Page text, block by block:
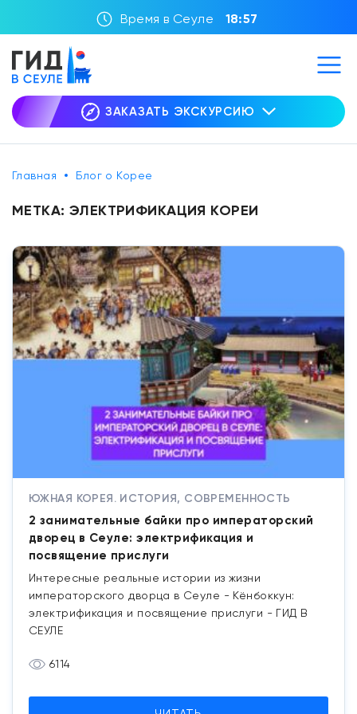
Время в Сеуле 18:57
ЗАКАЗАТЬ ЭКСКУРСИЮ
Главная Блог о Корее
МЕТКА: ЭЛЕКТРИФИКАЦИЯ КОРЕИ
ЮЖНАЯ КОРЕЯ. ИСТОРИЯ, СОВРЕМЕННОСТЬ
2 занимательные байки про императорский
дворец в Сеуле: электрификация и
посвящение прислуги
Интересные реальные истории из жизни
императорского дворца в Сеуле - Кёнбоккун:
электрификация и посвящение прислуги - ГИД В
СЕУЛЕ
6114